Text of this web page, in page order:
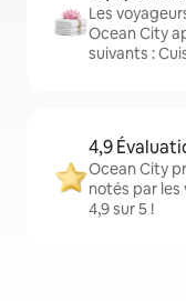
Les
Ocean City
suivants :
4,9
Ocean City
notés par les
4,9 sur 5 !